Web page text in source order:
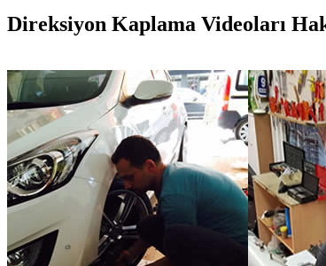
Direksiyon Kaplama Videoları